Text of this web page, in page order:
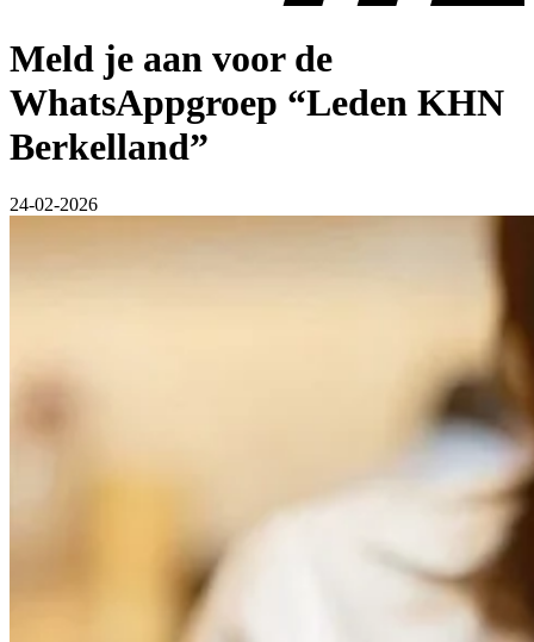
Meld je aan voor de
WhatsAppgroep “Leden KHN
Berkelland”
24-02-2026